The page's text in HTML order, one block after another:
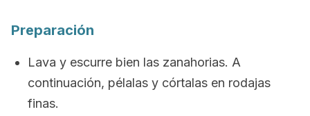
Preparación
Lava y escurre bien las zanahorias. A
continuación, pélalas y córtalas en rodajas
finas.